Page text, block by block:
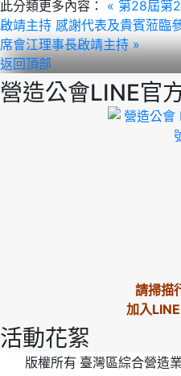
此分類更多內容：
« 第28屆第
啟靖主持 感謝代表及貴賓蒞臨
席會江理事長啟靖主持 »
返回頂部
營造公會LINE官
請掃描
加入
活動花絮
版權所有 臺灣區綜合營造